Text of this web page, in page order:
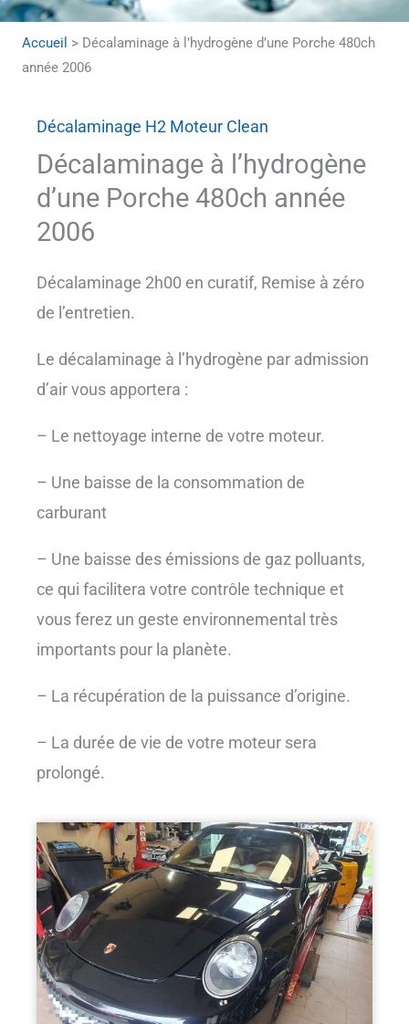
Accueil > Décalaminage à l’hydrogène d’une Porche 480ch
année 2006
Décalaminage H2 Moteur Clean
Décalaminage à l’hydrogène
d’une Porche 480ch année
2006
Décalaminage 2h00 en curatif, Remise à zéro
de l’entretien.
Le décalaminage à l’hydrogène par admission
d’air vous apportera :
– Le nettoyage interne de votre moteur.
– Une baisse de la consommation de
carburant
– Une baisse des émissions de gaz polluants,
ce qui facilitera votre contrôle technique et
vous ferez un geste environnemental très
importants pour la planète.
– La récupération de la puissance d’origine.
– La durée de vie de votre moteur sera
prolongé.